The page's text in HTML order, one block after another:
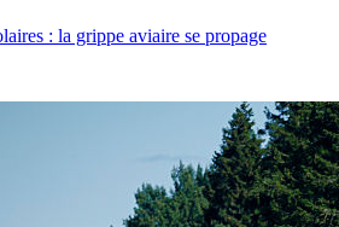
: la grippe aviaire se propage